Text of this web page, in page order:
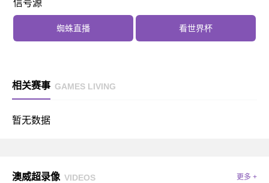
信号源
蜘蛛直播 看世界杯
相关赛事 GAMES LIVING
暂无数据
澳威超录像 VIDEOS 更多 +